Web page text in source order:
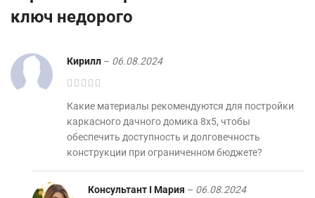
ключ недорого
Кирилл – 06.08.2024
Какие материалы рекомендуются для постройки
каркасного дачного домика 8х5, чтобы
обеспечить доступность и долговечность
конструкции при ограниченном бюджете?
Консультант I Мария – 06.08.2024